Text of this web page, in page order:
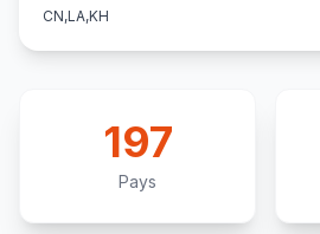
CN,LA,KH
197
Pays